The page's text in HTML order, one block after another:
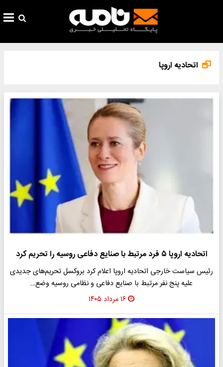
اتحادیه اروپا
اتحادیه اروپا ۵ فرد مرتبط با صنایع دفاعی روسیه را تحریم کرد
رئیس سیاست خارجی اتحادیه اروپا اعلام کرد بروکسل تحریم‌های جدیدی
علیه پنج نفر مرتبط با صنایع دفاعی و نظامی روسیه وضع…
۱۶ مرداد ۱۴۰۵